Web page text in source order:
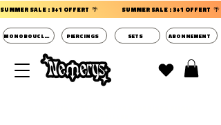
SUMMER SALE : 3+1 OFFERT  🌴
MONOBOUCLES PIERCINGS SETS ABONNEMENT